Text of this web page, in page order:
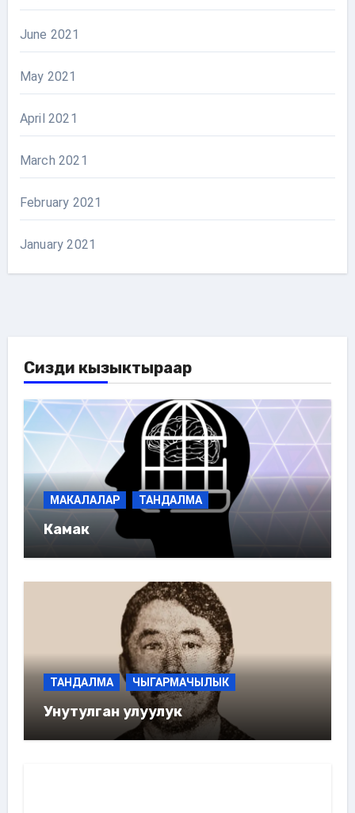
June 2021
May 2021
April 2021
March 2021
February 2021
January 2021
Сизди кызыктыраар
МАКАЛАЛАР ТАНДАЛМА
Камак
ТАНДАЛМА ЧЫГАРМАЧЫЛЫК
Унутулган улуулук